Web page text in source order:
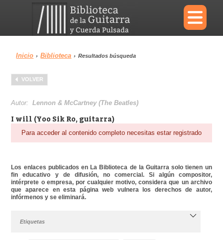
×
Menu
Biblioteca
Inicio › Biblioteca › Resultados búsqueda
VOLVER
Autor:Lennon & McCartney (The Beatles)
I will (Yoo Sik Ro, guitarra)
Para acceder al contenido completo necesitas estar registrado
Los enlaces publicados en La Biblioteca de la Guitarra solo tienen un
fin educativo y de difusión, no comercial. Si algún compositor,
intérprete o empresa, por cualquier motivo, considera que un archivo
que aparece en esta página web vulnera los derechos de autor,
infórmenos y se eliminará.
Etiquetas